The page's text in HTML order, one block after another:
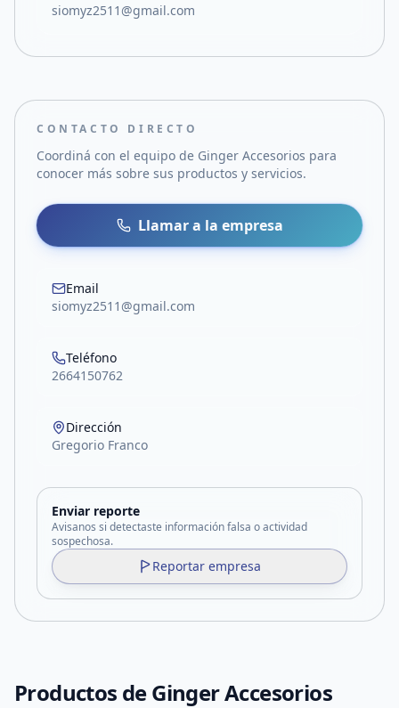
siomyz2511@gmail.com
CONTACTO DIRECTO
Coordiná con el equipo de Ginger Accesorios para
conocer más sobre sus productos y servicios.
Llamar a la empresa
Email
siomyz2511@gmail.com
Teléfono
2664150762
Dirección
Gregorio Franco
Enviar reporte
Avisanos si detectaste información falsa o actividad
sospechosa.
Reportar empresa
Productos deGinger Accesorios